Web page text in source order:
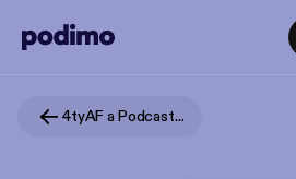
4tyAF a Podcast...